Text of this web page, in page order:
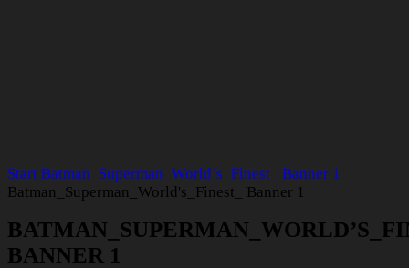
Start Batman_Superman_World’s_Finest_ Banner 1
Batman_Superman_World's_Finest_ Banner 1
BANNER 1